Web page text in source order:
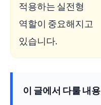
적용하는 실전형
역할이 중요해지고
있습니다.
이 글에서 다룰 내용